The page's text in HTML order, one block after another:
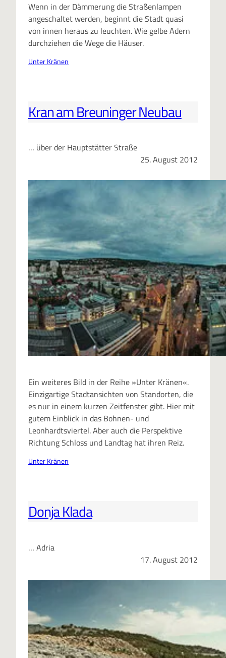
Wenn in der Dämmerung die Straßenlampen
angeschaltet werden, beginnt die Stadt quasi
von innen heraus zu leuchten. Wie gelbe Adern
durchziehen die Wege die Häuser.
Unter Kränen
Kran am Breuninger Neubau
… über der Hauptstätter Straße
25. August 2012
Ein weiteres Bild in der Reihe »Unter Kränen«.
Einzigartige Stadtansichten von Standorten, die
es nur in einem kurzen Zeitfenster gibt. Hier mit
gutem Einblick in das Bohnen- und
Leonhardtsviertel. Aber auch die Perspektive
Richtung Schloss und Landtag hat ihren Reiz.
Unter Kränen
Donja Klada
… Adria
17. August 2012